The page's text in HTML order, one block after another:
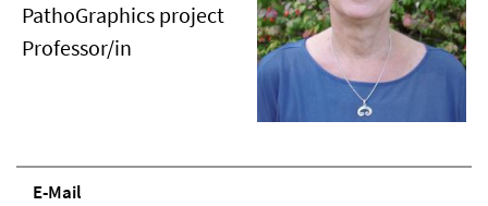
PathoGraphics project
Professor/in
E-Mail